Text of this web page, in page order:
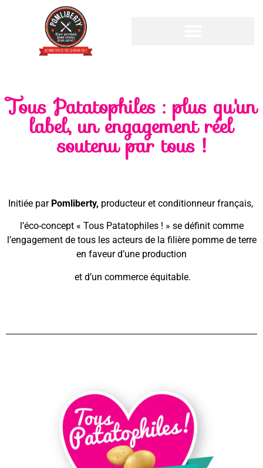
Tous Patatophiles : plus qu'un
label, un engagement réel
soutenu par tous !
Initiée par Pomliberty, producteur et conditionneur français,
l’éco-concept « Tous Patatophiles ! » se définit comme
l’engagement de tous les acteurs de la filière pomme de terre
en faveur d’une production
et d’un commerce équitable.
Cookies management panel